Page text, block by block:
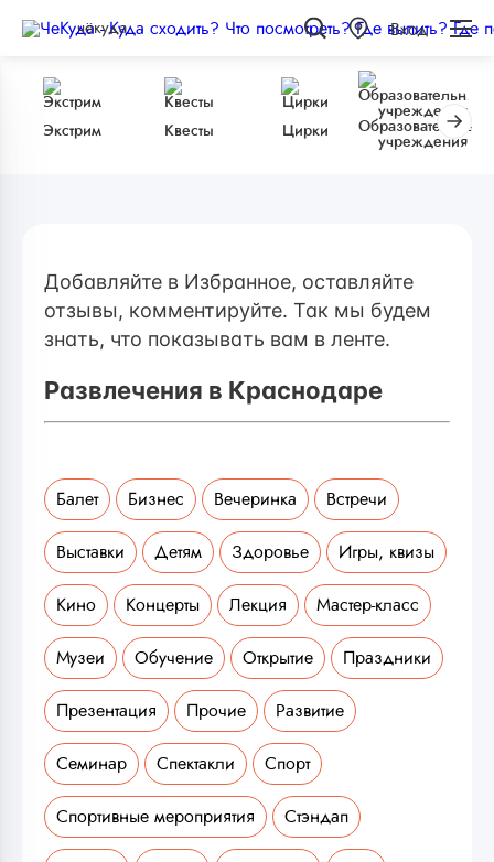
чёкуда Вход
Экстрим Квесты Цирки
Образовательные
учреждения
Добавляйте в Избранное, оставляйте
отзывы, комментируйте. Так мы будем
знать, что показывать вам в ленте.
Развлечения в Краснодаре
Балет Бизнес Вечеринка Встречи
Выставки Детям Здоровье Игры, квизы
Кино Концерты Лекция Мастер-класс
Музеи Обучение Открытие Праздники
Презентация Прочие Развитие
Семинар Спектакли Спорт
Спортивные мероприятия Стэндап